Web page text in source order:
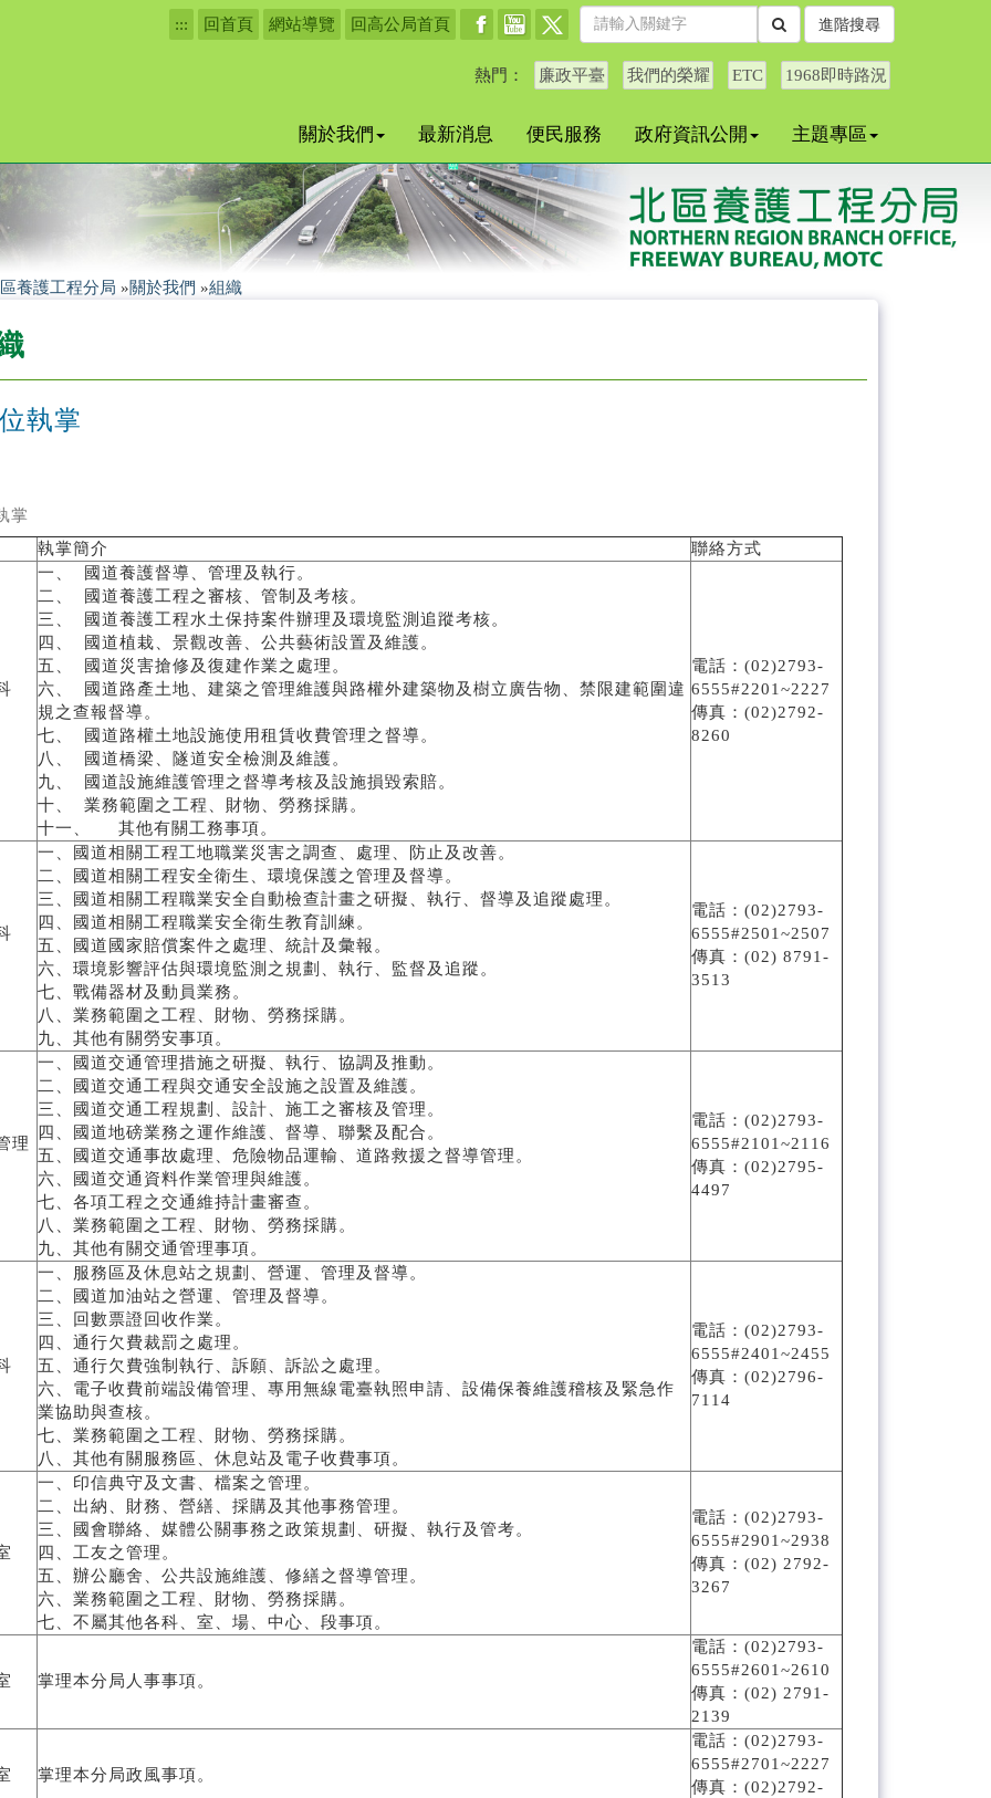
::: 回首頁 網站導覽 回高公局首頁 進階搜尋
熱門： 廉政平臺 我們的榮耀 ETC 1968即時路況
關於我們 最新消息 便民服務 政府資訊公開 主題專區
養護工程分局 »關於我們 »組織
執掌
掌
執掌簡介 聯絡方式
一、 國道養護督導、管理及執行。
二、 國道養護工程之審核、管制及考核。
三、 國道養護工程水土保持案件辦理及環境監測追蹤考核。
四、 國道植栽、景觀改善、公共藝術設置及維護。
五、 國道災害搶修及復建作業之處理。
六、 國道路產土地、建築之管理維護與路權外建築物及樹立廣告物、禁限建範圍違
規之查報督導。
七、 國道路權土地設施使用租賃收費管理之督導。
八、 國道橋梁、隧道安全檢測及維護。
九、 國道設施維護管理之督導考核及設施損毀索賠。
十、 業務範圍之工程、財物、勞務採購。
十一、 其他有關工務事項。
電話：(02)2793-
6555#2201~2227
傳真：(02)2792-
8260
一、國道相關工程工地職業災害之調查、處理、防止及改善。
二、國道相關工程安全衛生、環境保護之管理及督導。
三、國道相關工程職業安全自動檢查計畫之研擬、執行、督導及追蹤處理。
四、國道相關工程職業安全衛生教育訓練。
五、國道國家賠償案件之處理、統計及彙報。
六、環境影響評估與環境監測之規劃、執行、監督及追蹤。
七、戰備器材及動員業務。
八、業務範圍之工程、財物、勞務採購。
九、其他有關勞安事項。
電話：(02)2793-
6555#2501~2507
傳真：(02) 8791-
3513
理
一、國道交通管理措施之研擬、執行、協調及推動。
二、國道交通工程與交通安全設施之設置及維護。
三、國道交通工程規劃、設計、施工之審核及管理。
四、國道地磅業務之運作維護、督導、聯繫及配合。
五、國道交通事故處理、危險物品運輸、道路救援之督導管理。
六、國道交通資料作業管理與維護。
七、各項工程之交通維持計畫審查。
八、業務範圍之工程、財物、勞務採購。
九、其他有關交通管理事項。
電話：(02)2793-
6555#2101~2116
傳真：(02)2795-
4497
一、服務區及休息站之規劃、營運、管理及督導。
二、國道加油站之營運、管理及督導。
三、回數票證回收作業。
四、通行欠費裁罰之處理。
五、通行欠費強制執行、訴願、訴訟之處理。
六、電子收費前端設備管理、專用無線電臺執照申請、設備保養維護稽核及緊急作
業協助與查核。
七、業務範圍之工程、財物、勞務採購。
八、其他有關服務區、休息站及電子收費事項。
電話：(02)2793-
6555#2401~2455
傳真：(02)2796-
7114
一、印信典守及文書、檔案之管理。
二、出納、財務、營繕、採購及其他事務管理。
三、國會聯絡、媒體公關事務之政策規劃、研擬、執行及管考。
四、工友之管理。
五、辦公廳舍、公共設施維護、修繕之督導管理。
六、業務範圍之工程、財物、勞務採購。
七、不屬其他各科、室、場、中心、段事項。
電話：(02)2793-
6555#2901~2938
傳真：(02) 2792-
3267
掌理本分局人事事項。
電話：(02)2793-
6555#2601~2610
傳真：(02) 2791-
2139
掌理本分局政風事項。
電話：(02)2793-
6555#2701~2227
傳真：(02)2792-